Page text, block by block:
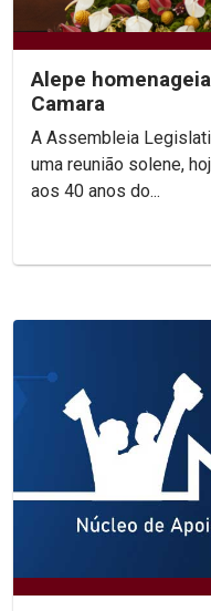
Alepe
Camara
A Assembleia
uma reunião solene,
aos 40 anos do...